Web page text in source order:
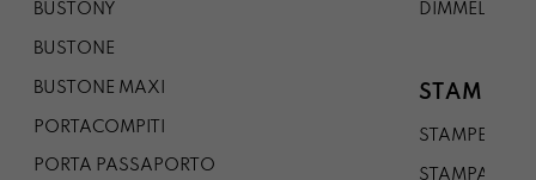
BUSTONY
BUSTONE
BUSTONE MAXI
PORTACOMPITI
PORTA PASSAPORTO
DIMMELO
STAMPE
STAMPE A5
STAMPA A3